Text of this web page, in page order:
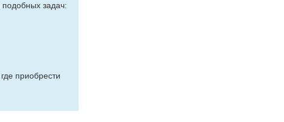
задач:
приобрести